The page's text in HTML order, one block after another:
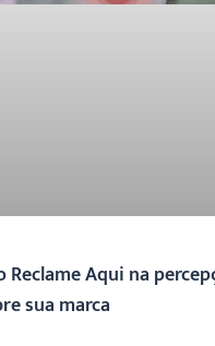
Reclame Aqui na
sua marca